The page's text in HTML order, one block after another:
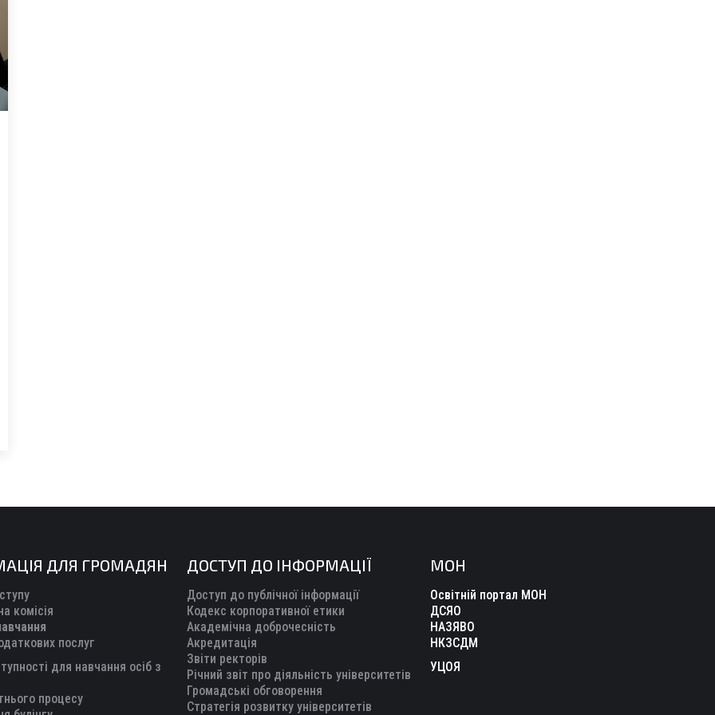
ДЛЯ ГРОМАДЯН
комісія
послуг
для навчання осіб з
процесу
ДОСТУП ДО ІНФОРМАЦІЇ
Доступ до публічної інформації
Кодекс корпоративної етики
Академічна доброчесність
Акредитація
Звіти ректорів
Річний звіт про діяльність університетів
Громадські обговорення
Стратегія розвитку університетів
МОН
Освітній портал МОН
ДСЯО
НАЗЯВО
НКЗСДМ
УЦОЯ